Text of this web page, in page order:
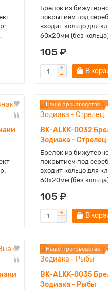
Брелок из
покрытием под
входит кольцо для
60х20мм (без
105 ₽
В
Наше производство
BK-ALKK-0032
Зодиака - Стрелец
Брелок из
покрытием под
входит кольцо для
60х20мм (без
105 ₽
В
Наше производство
BK-ALKK-0035
Зодиака - Рыбы